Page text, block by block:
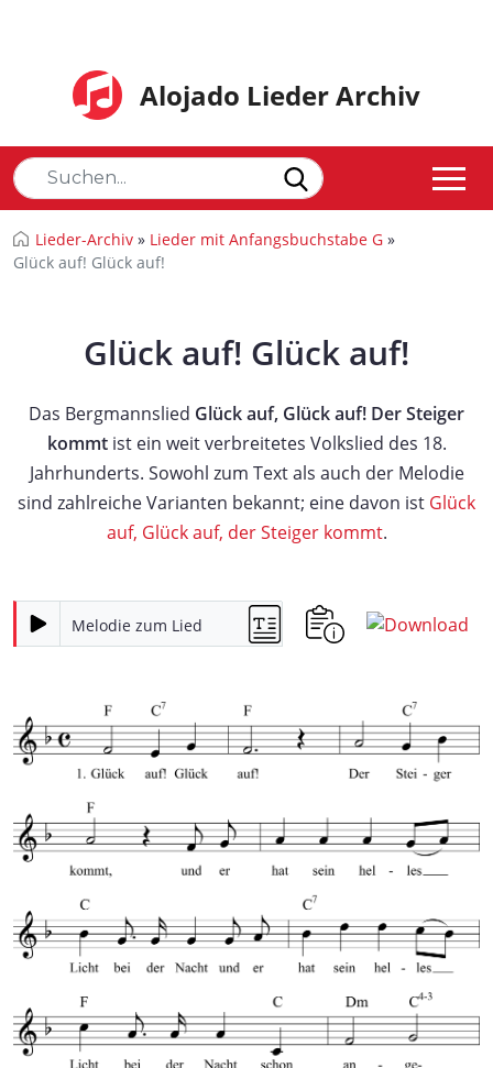
Alojado Lieder Archiv
Lieder-Archiv » Lieder mit Anfangsbuchstabe G »
Glück auf! Glück auf!
Glück auf! Glück auf!
Das Bergmannslied Glück auf, Glück auf! Der Steiger
kommtist ein weit verbreitetes Volkslied des 18.
Jahrhunderts. Sowohl zum Text als auch der Melodie
sind zahlreiche Varianten bekannt; eine davon ist Glück
auf, Glück auf, der Steiger kommt.
Melodie zum Lied